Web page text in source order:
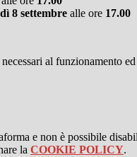
8 settembre alle ore 17.00
al funzionamento
e non è possibile
la COOKIE POLICY.